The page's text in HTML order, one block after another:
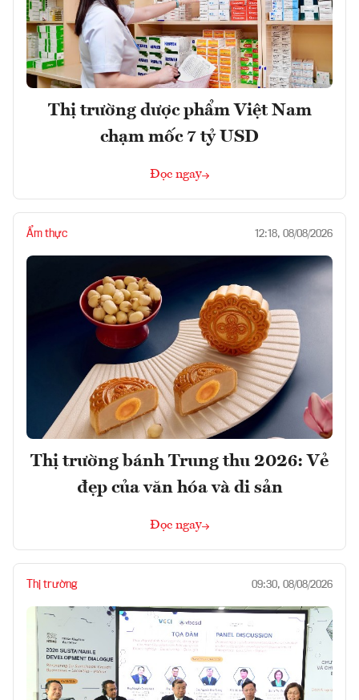
Thị trường dược phẩm Việt Nam
chạm mốc 7 tỷ USD
Đọc ngay
Ẩm thực 12:18, 08/08/2026
Thị trường bánh Trung thu 2026: Vẻ
đẹp của văn hóa và di sản
Đọc ngay
Thị trường 09:30, 08/08/2026